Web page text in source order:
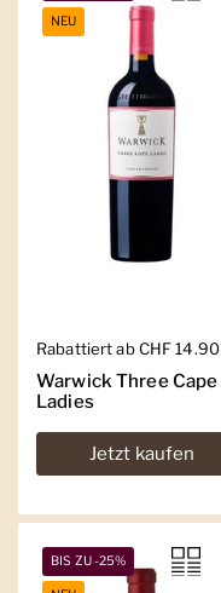
Regulärer Preis
Rabattiert ab CHF 14.90
Warwick Three Cape
Ladies
Jetzt kaufen
NEU
BIS ZU -25%